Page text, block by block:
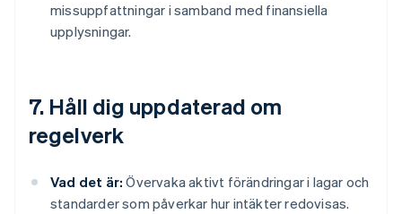
missuppfattningar i samband med finansiella
upplysningar.
7. Håll dig uppdaterad om
regelverk
Vad det är: Övervaka aktivt förändringar i lagar och
standarder som påverkar hur intäkter redovisas.